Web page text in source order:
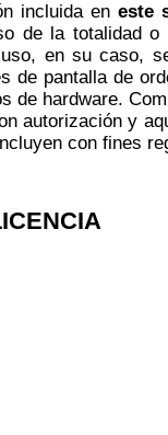
incluida en este
de la totalidad
en su caso,
de pantalla de
de hardware.
autorización y
con fines